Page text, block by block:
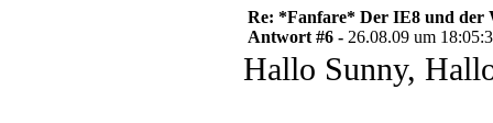
Re: *Fanfare* Der IE8 und der
Antwort #6 - 26.08.09 um
Hallo Sunny,